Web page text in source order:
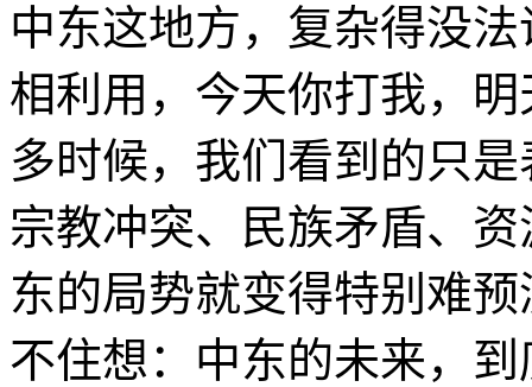
中东这地方，复杂得没
相利用，今天你打我，
多时候，我们看到的只
宗教冲突、民族矛盾、
东的局势就变得特别难
不住想：中东的未来，